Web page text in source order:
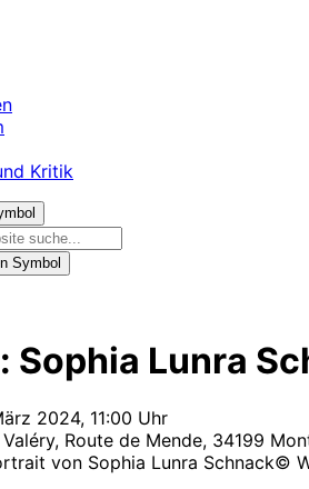
Kritik
Sophia Lunra
2024, 11:00 Uhr
Route de Mende, 34199
©